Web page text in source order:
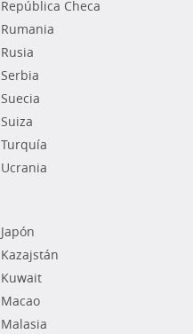
República Checa
Rumania
Rusia
Serbia
Suecia
Suiza
Turquía
Ucrania
Japón
Kazajstán
Kuwait
Macao
Malasia